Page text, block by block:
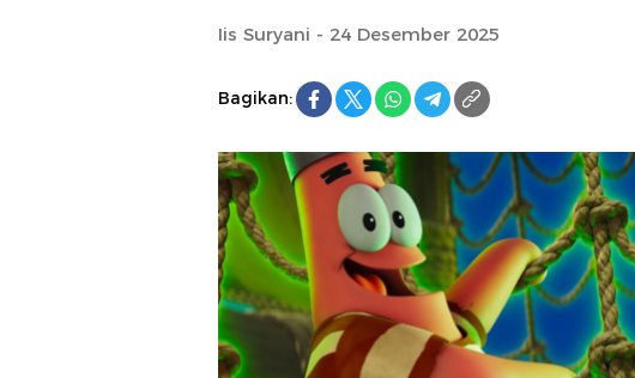
Iis Suryani - 24 Desember 2025
Bagikan: